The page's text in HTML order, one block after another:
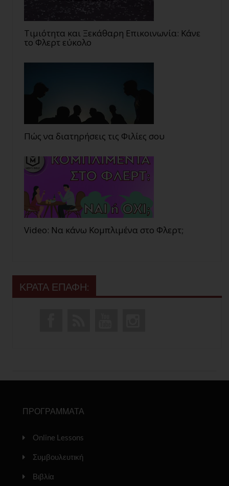
Τιμιότητα και Ξεκάθαρη Επικοινωνία: Κάνε
το Φλερτ εύκολο
Πώς να διατηρήσεις τις Φιλίες σου
Video: Να κάνω Κομπλιμένα στο Φλερτ;
ΚΡΑΤΑ ΕΠΑΦΗ:
ΠΡΟΓΡΑΜΜΑΤΑ
Online Lessons
Συμβουλευτική
Βιβλία